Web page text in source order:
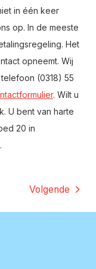
in één keer
op. In de meeste
Het
opneemt. Wij
(0318) 55
. Wilt u
U bent van harte
20 in
Volgende